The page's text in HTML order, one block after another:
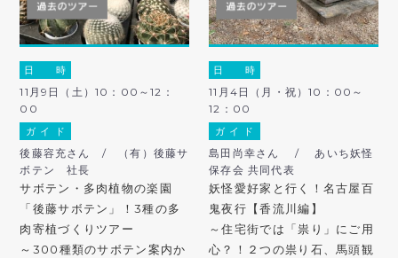
日 時
11月9日（土）10：00～12：
00
ガ イ ド
後藤容充さん / （有）後藤サ
ボテン 社長
サボテン・多肉植物の楽園
「後藤サボテン」！3種の多
肉寄植づくりツアー
～300種類のサボテン案内か
日 時
11月4日（月・祝）10：00～
12：00
ガ イ ド
島田尚幸さん / あいち妖怪
保存会 共同代表
妖怪愛好家と行く！名古屋百
鬼夜行【香流川編】
～住宅街では「祟り」にご用
心？！２つの祟り石、馬頭観